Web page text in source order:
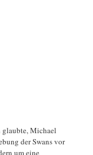
glaubte, Michael
der Swans vor
um eine